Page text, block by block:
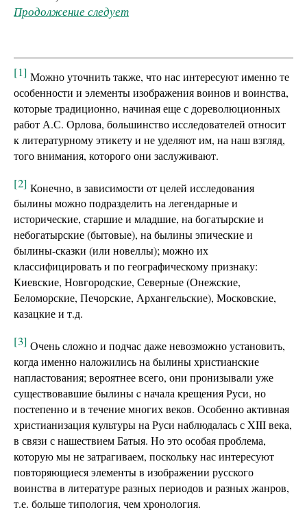
Продолжение следует
[1] Можно уточнить также, что нас интересуют именно те
особенности и элементы изображения воинов и воинства,
которые традиционно, начиная еще с дореволюционных
работ А.С. Орлова, большинство исследователей относит
к литературному этикету и не уделяют им, на наш взгляд,
того внимания, которого они заслуживают.
[2] Конечно, в зависимости от целей исследования
былины можно подразделить на легендарные и
исторические, старшие и младшие, на богатырские и
небогатырские (бытовые), на былины эпические и
былины-сказки (или новеллы); можно их
классифицировать и по географическому признаку:
Киевские, Новгородские, Северные (Онежские,
Беломорские, Печорские, Архангельские), Московские,
казацкие и т.д.
[3] Очень сложно и подчас даже невозможно установить,
когда именно наложились на былины христианские
напластования; вероятнее всего, они пронизывали уже
существовавшие былины c начала крещения Руси, но
постепенно и в течение многих веков. Особенно активная
христианизация культуры на Руси наблюдалась с XIII века,
в связи с нашествием Батыя. Но это особая проблема,
которую мы не затрагиваем, поскольку нас интересуют
повторяющиеся элементы в изображении русского
воинства в литературе разных периодов и разных жанров,
т.е. больше типология, чем хронология.